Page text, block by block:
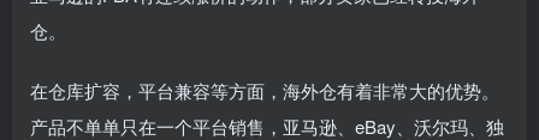
仓。
在仓库扩容，平台兼容等方面，海外仓有着非常大的优势。
产品不单单只在一个平台销售，亚马逊、eBay、沃尔玛、独